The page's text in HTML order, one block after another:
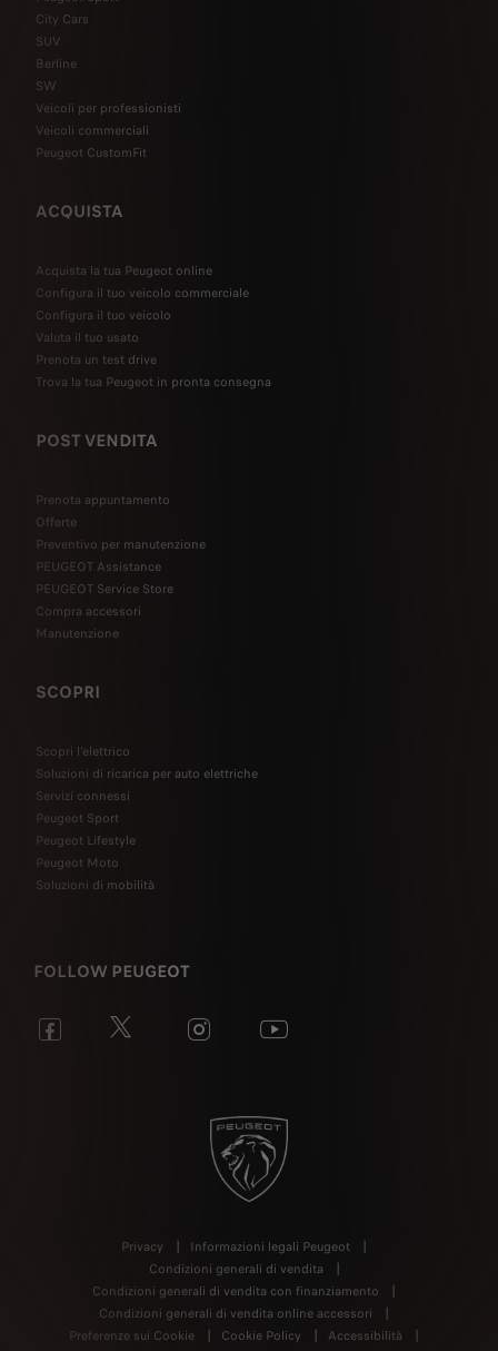
City Cars
SUV
Berline
SW
Veicoli per professionisti
Veicoli commerciali
Peugeot CustomFit
ACQUISTA
Acquista la tua Peugeot online
Configura il tuo veicolo commerciale
Configura il tuo veicolo
Valuta il tuo usato
Prenota un test drive
Trova la tua Peugeot in pronta consegna
POST VENDITA
Prenota appuntamento
Offerte
Preventivo per manutenzione
PEUGEOT Assistance
PEUGEOT Service Store
Compra accessori
Manutenzione
SCOPRI
Scopri l’elettrico
Soluzioni di ricarica per auto elettriche
Servizi connessi
Peugeot Sport
Peugeot Lifestyle
Peugeot Moto
Soluzioni di mobilità
FOLLOW PEUGEOT
Privacy
Informazioni legali Peugeot
Condizioni generali di vendita
Condizioni generali di vendita con finanziamento
Condizioni generali di vendita online accessori
Preferenze sui Cookie
Cookie Policy
Accessibilità